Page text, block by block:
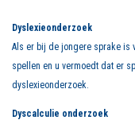
Dyslexieonderzoek
Als er bij de jongere sprake is
spellen en u vermoedt dat er
dyslexieonderzoek.
Dyscalculie onderzoek